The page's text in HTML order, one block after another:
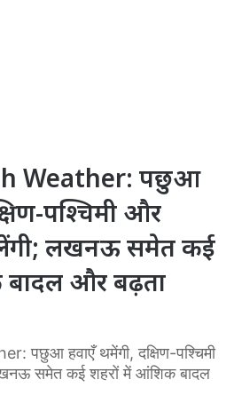
Weather: पछुआ
पश्चिमी और
लखनऊ समेत कई
और बढ़ता
पछुआ हवाएँ थमेंगी, दक्षिण-पश्चिमी
समेत कई शहरों में आंशिक बादल